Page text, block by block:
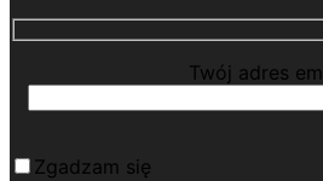
Twój adres
Zgadzam się